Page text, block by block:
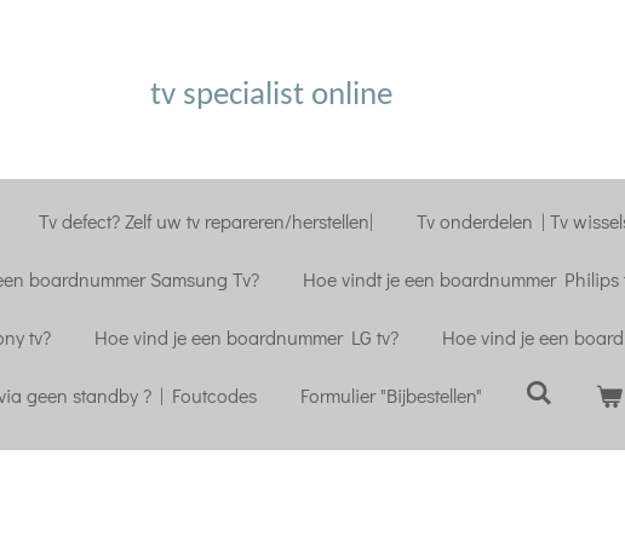
tv specialist online
Tv defect? Zelf uw tv repareren/herstellen| Tv onderdelen | Tv
boardnummer Samsung Tv? Hoe vindt je een boardnummer Philips
tv? Hoe vind je een boardnummer LG tv? Hoe vind je een
geen standby ? | Foutcodes Formulier "Bijbestellen"